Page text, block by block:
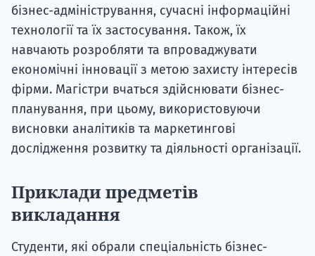
бізнес-адміністрування, сучасні інформаційні
технології та їх застосування. Також, їх
навчають розробляти та впроваджувати
економічні інновації з метою захисту інтересів
фірми. Магістри вчаться здійснювати бізнес-
планування, при цьому, використовуючи
висновки аналітиків та маркетингові
дослідження розвитку та діяльності організації.
Приклади предметів
викладання
Студенти, які обрали спеціальність бізнес-